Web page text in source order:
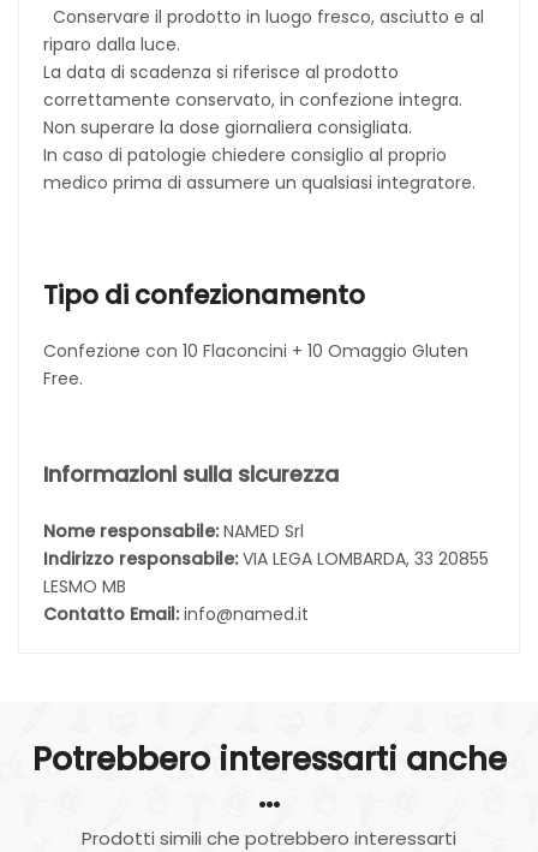
Conservare il prodotto in luogo fresco, asciutto e al
riparo dalla luce.
La data di scadenza si riferisce al prodotto
correttamente conservato, in confezione integra.
Non superare la dose giornaliera consigliata.
In caso di patologie chiedere consiglio al proprio
medico prima di assumere un qualsiasi integratore.
Tipo di confezionamento
Confezione con 10 Flaconcini + 10 Omaggio Gluten
Free.
Informazioni sulla sicurezza
Nome responsabile: NAMED Srl
Indirizzo responsabile: VIA LEGA LOMBARDA, 33 20855
LESMO MB
Contatto Email: info@named.it
Potrebbero interessarti anche
...
Prodotti simili che potrebbero interessarti